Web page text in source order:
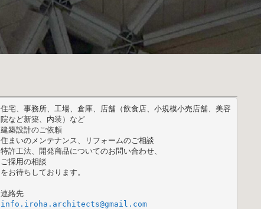
住宅、事務所、工場、倉庫、店舗（飲食店、小規模小売店舗、美容
院など新築、内装）など
建築設計のご依頼
住まいのメンテナンス、リフォームのご相談
特許工法、開発商品についてのお問い合わせ、
ご採用の相談
をお待ちしております。